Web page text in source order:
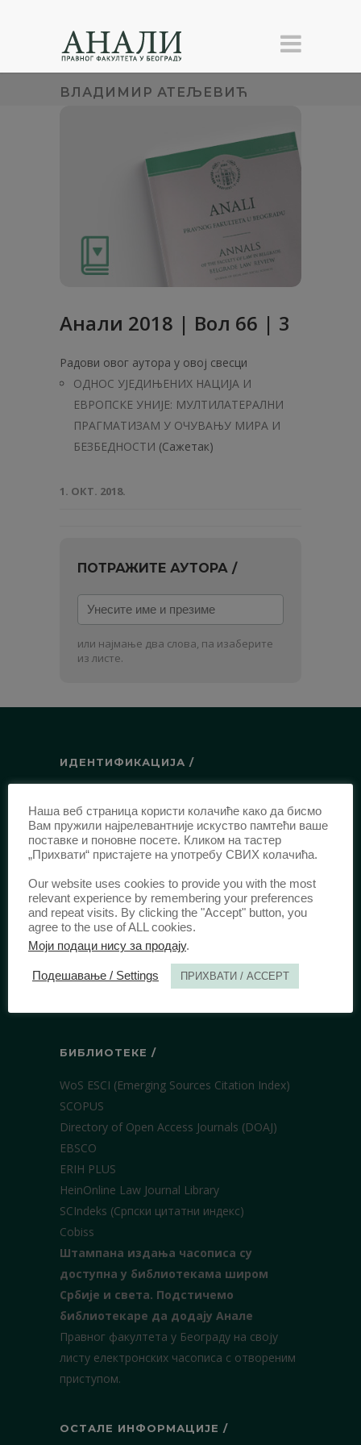
ВЛАДИМИР АТЕЉЕВИЋ
Анали 2018 | Вол 66 | 3
Радови овог аутора у овој свесци
ОДНОС УЈЕДИЊЕНИХ НАЦИЈА И
ЕВРОПСКЕ УНИЈЕ: МУЛТИЛАТЕРАЛНИ
ПРАГМАТИЗАМ У ОЧУВАЊУ МИРА И
БЕЗБЕДНОСТИ (Сажетак)
1. ОКТ. 2018.
ПОТРАЖИТЕ АУТОРА /
Унесите
име
и
презиме
или најмање два слова, па изаберите
из листе.
ИДЕНТИФИКАЦИЈА /
еISSN: 2406-2693(Онлајн издање)
DOI:10.51204/Anali_PFBU_1906
ИЗДАВАЧ /
Правни факултет Универзитета у
Београду
Булевар краља Александра 67
11000 Београд
БИБЛИОТЕКЕ /
WoS ESCI (Emerging Sources Citation Index)
SCOPUS
Directory of Open Access Journals (DOAJ)
EBSCO
ERIH PLUS
HeinOnline Law Journal Library
SCIndeks (Српски цитатни индекс)
Cobiss
Штампана издања часописа су
доступна у библиотекама широм
Србије и света. Подстичемо
библиотекаре да додају Анале
Правног факултета у Београду на своју
листу електронских часописа с отвореним
приступом.
ОСТАЛЕ ИНФОРМАЦИЈЕ /
Наша веб страница користи колачиће како да бисмо
Вам пружили најрелевантније искуство памтећи ваше
поставке и поновне посете. Кликом на тастер
„Прихвати“ пристајете на употребу СВИХ колачића.
Our website uses cookies to provide you with the most
relevant experience by remembering your preferences
and repeat visits. By clicking the "Accept" button, you
agree to the use of ALL cookies.
Моји подаци нису за продају.
Подешавање / Settings ПРИХВАТИ / ACCEPT